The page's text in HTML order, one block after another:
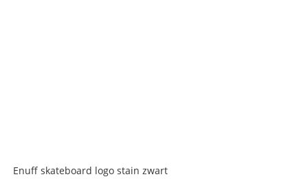
Enuff skateboard logo stain zwart